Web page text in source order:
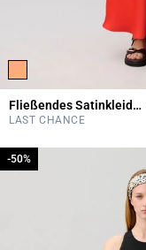
Fließendes Satinkleid mit Spitze
LAST CHANCE
-50%
-50%